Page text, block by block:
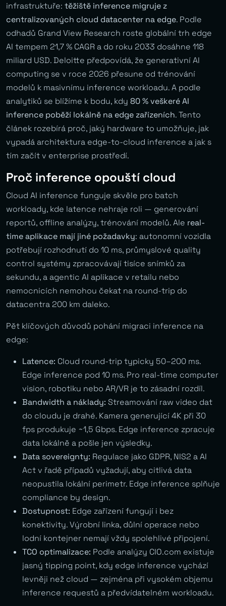
infrastruktuře: těžiště inference migruje z
centralizovaných cloud datacenter na edge. Podle
odhadů Grand View Research roste globální trh edge
AI tempem 21,7 % CAGR a do roku 2033 dosáhne 118
miliard USD. Deloitte předpovídá, že generativní AI
computing se v roce 2026 přesune od trénování
modelů k masivnímu inference workloadu. A podle
analytiků se blížíme k bodu, kdy 80 % veškeré AI
inference poběží lokálně na edge zařízeních. Tento
článek rozebírá proč, jaký hardware to umožňuje, jak
vypadá architektura edge-to-cloud inference a jak s
tím začít v enterprise prostředí.
Proč inference opouští cloud
Cloud AI inference funguje skvěle pro batch
workloady, kde latence nehraje roli — generování
reportů, offline analýzy, trénování modelů. Ale real-
time aplikace mají jiné požadavky: autonomní vozidla
potřebují rozhodnutí do 10 ms, průmyslové quality
control systémy zpracovávají tisíce snímků za
sekundu, a agentic AI aplikace v retailu nebo
nemocnicích nemohou čekat na round-trip do
datacentra 200 km daleko.
Pět klíčových důvodů pohání migraci inference na
edge:
Latence: Cloud round-trip typicky 50–200 ms.
Edge inference pod 10 ms. Pro real-time computer
vision, robotiku nebo AR/VR je to zásadní rozdíl.
Bandwidth a náklady: Streamování raw video dat
do cloudu je drahé. Kamera generující 4K při 30
fps produkuje ~1,5 Gbps. Edge inference zpracuje
data lokálně a pošle jen výsledky.
Data sovereignty: Regulace jako GDPR, NIS2 a AI
Act v řadě případů vyžadují, aby citlivá data
neopustila lokální perimetr. Edge inference splňuje
compliance by design.
Dostupnost: Edge zařízení fungují i bez
konektivity. Výrobní linka, důlní operace nebo
lodní kontejner nemají vždy spolehlivé připojení.
TCO optimalizace: Podle analýzy CIO.com existuje
jasný tipping point, kdy edge inference vychází
levněji než cloud — zejména při vysokém objemu
inference requestů a předvídatelném workloadu.